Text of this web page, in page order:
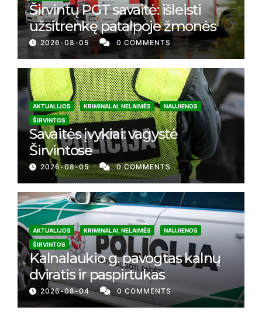
Širvintų PGT savaitė: išleisti
užsitrenkę patalpoje žmonės
2026-08-05 0 COMMENTS
AKTUALIJOS KRIMINALAI, NELAIMĖS
NAUJIENOS
ŠIRVINTOS
Savaitės įvykiai: vagystė
Širvintose
2026-08-05 0 COMMENTS
AKTUALIJOS KRIMINALAI, NELAIMĖS
NAUJIENOS
ŠIRVINTOS
Kalnalaukio g. pavogtas kalnų
dviratis ir paspirtukas
2026-08-04 0 COMMENTS